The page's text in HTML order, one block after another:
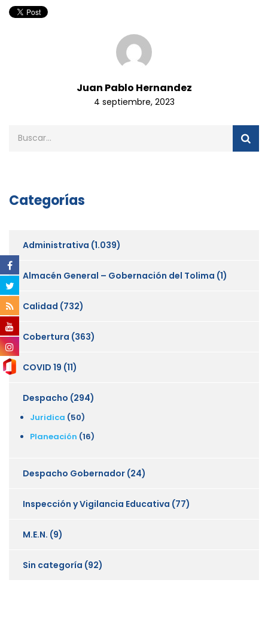
Juan Pablo Hernandez
4 septiembre, 2023
Categorías
Administrativa (1.039)
Almacén General – Gobernación del Tolima (1)
Calidad (732)
Cobertura (363)
COVID 19 (11)
Despacho (294)
Juridica (50)
Planeación (16)
Despacho Gobernador (24)
Inspección y Vigilancia Educativa (77)
M.E.N. (9)
Sin categoría (92)